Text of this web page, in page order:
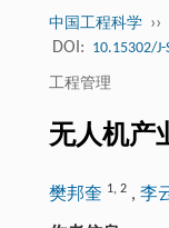
中国工程科学 ››
DOI: 10.15302/J-
工程管理
无人机产
樊邦奎 1, 2, 李